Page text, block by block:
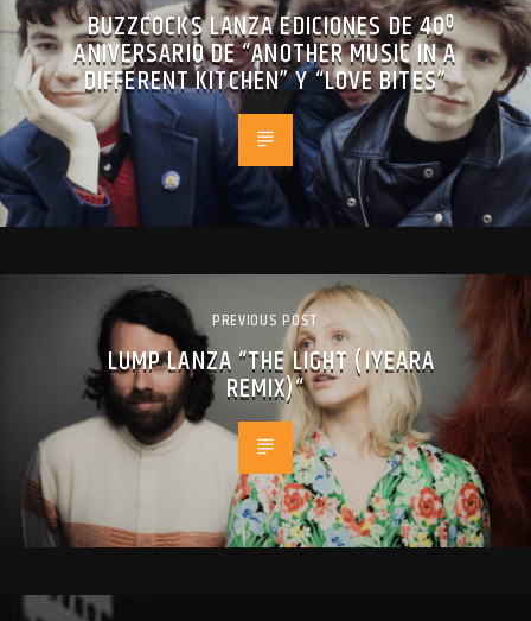
BUZZCOCKS LANZA EDICIONES DE 40º
ANIVERSARIO DE “ANOTHER MUSIC IN A
DIFFERENT KITCHEN” Y “LOVE BITES”
PREVIOUS POST
LUMP LANZA “THE LIGHT (IYEARA
REMIX)“